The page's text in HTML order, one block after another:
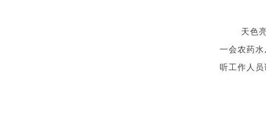
天色
一会农药
听工作人